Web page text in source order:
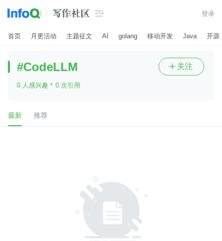
 登录
首页 月更活动 主题征文 AI golang 移动开发 Java 开源
#CodeLLM
0 人感兴趣 · 0 次引用
 关注
最新 推荐